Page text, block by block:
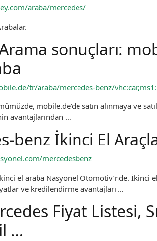
araba/mercedes/
sonuçları:
tr/araba/mercedes-benz/
mobile.de’de satın alınmaya ve
avantajlarından …
benz İkinci El
mercedesbenz
el araba Nasyonel Otomotiv’nde. İkinci
ve kredilendirme avantajları …
Fiyat Listesi,
…